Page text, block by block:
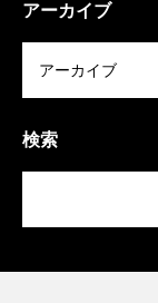
アーカイブ
検索